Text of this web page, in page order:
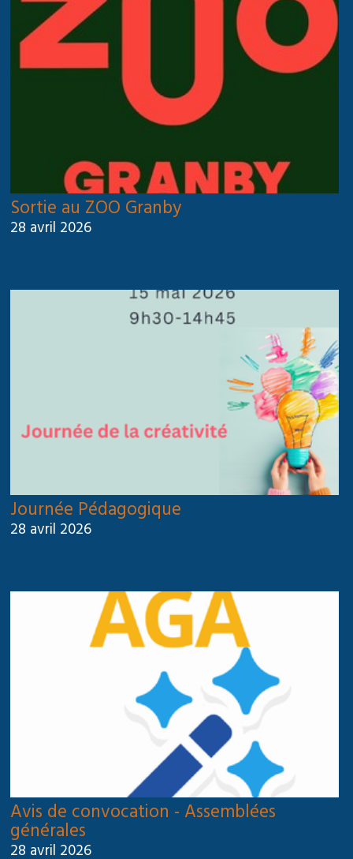
Sortie au ZOO Granby
28 avril 2026
Journée Pédagogique
28 avril 2026
Avis de convocation - Assemblées
générales
28 avril 2026